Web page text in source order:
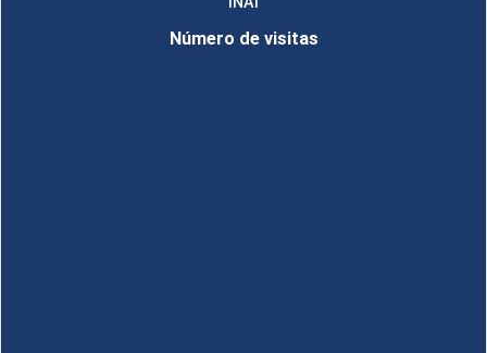
Número de visitas